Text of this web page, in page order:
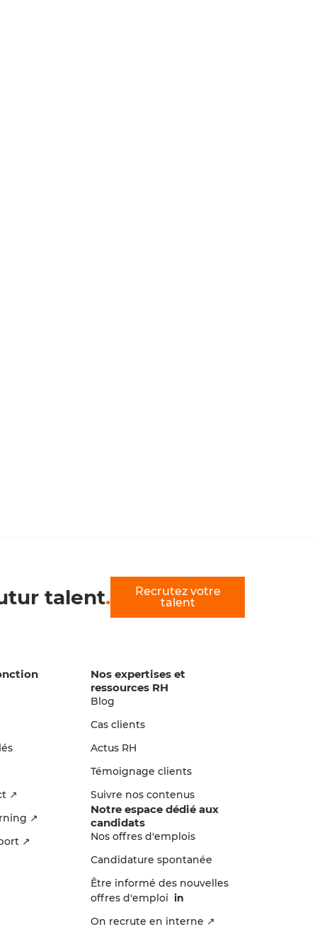
talent.
Recrutez votre
talent
Nos expertises et
ressources RH
Blog
Cas clients
Actus RH
Témoignage clients
Suivre nos contenus
Notre espace dédié aux
candidats
Nos offres d'emplois
Candidature spontanée
Être informé des nouvelles
offres d'emploi in
On recrute en interne ↗
↗
↗
↗